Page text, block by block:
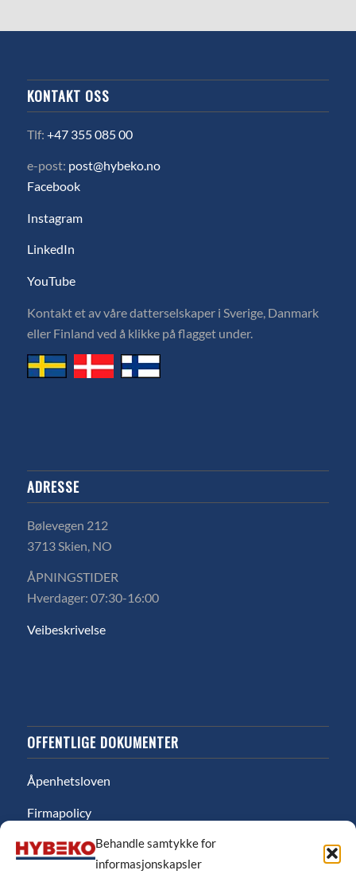
Behandle samtykke for
informasjonskapsler
KONTAKT OSS
Tlf: +47 355 085 00
e-post: post@hybeko.no
Facebook
Instagram
LinkedIn
YouTube
Kontakt et av våre datterselskaper i Sverige, Danmark
eller Finland ved å klikke på flagget under.
ADRESSE
Bølevegen 212
3713 Skien, NO
ÅPNINGSTIDER
Hverdager: 07:30-16:00
Veibeskrivelse
OFFENTLIGE DOKUMENTER
Åpenhetsloven
Firmapolicy
Miljø